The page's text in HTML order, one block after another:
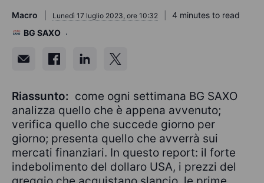
Macro Lunedì 17 luglio 2023, ore 10:32
4 minutes to read
BG SAXO
Riassunto: come ogni settimana BG SAXO
analizza quello che è appena avvenuto;
verifica quello che succede giorno per
giorno; presenta quello che avverrà sui
mercati finanziari. In questo report: il forte
indebolimento del dollaro USA, i prezzi del